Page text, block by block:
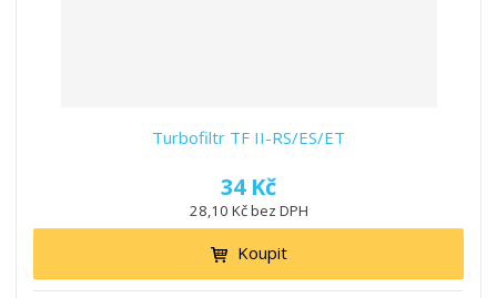
Turbofiltr TF II-RS/ES/ET
34 Kč
28,10 Kč bez DPH
Koupit